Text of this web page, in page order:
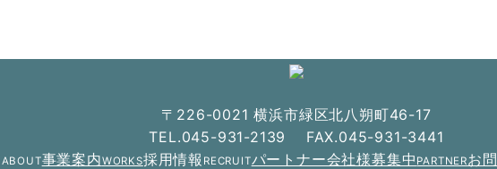
〒226-0021 横浜市緑区北八朔町46-17
TEL.045-931-2139 FAX.045-931-3441
ABOUT事業案内WORKS採用情報 RECRUITパートナー会社様募集中 PARTNERお